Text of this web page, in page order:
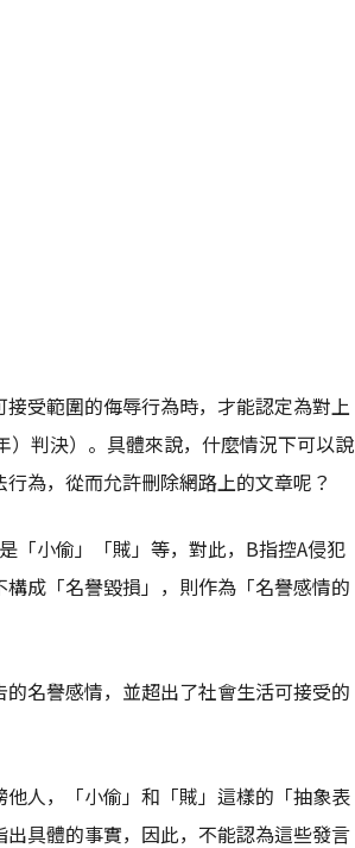
受範圍的侮辱行為時，才能認定為對上
判決）。具體來說，什麼情況下可以說
為，從而允許刪除網路上的文章呢？
「小偷」「賊」等，對此，B指控A侵犯
成「名譽毀損」，則作為「名譽感情的
名譽感情，並超出了社會生活可接受的
人，「小偷」和「賊」這樣的「抽象表
具體的事實，因此，不能認為這些發言